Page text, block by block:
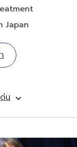
Japan
น